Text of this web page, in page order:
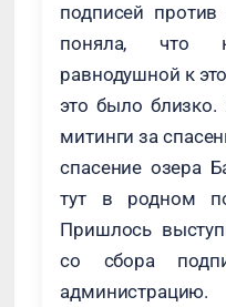
подписей
поняла, что
равнодушной к
это было
митинги за
спасение озера
тут в родном
Пришлось
со сбора